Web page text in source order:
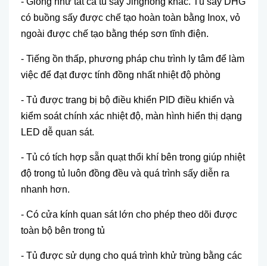
có buồng sấy được chế tạo hoàn toàn bằng Inox, vỏ
ngoài được chế tạo bằng thép sơn tĩnh điện.
- Tiếng ồn thấp, phương pháp chu trình ly tâm để l àm
việc để đạt được tính đồng nhất nhiệt độ phòng
- Tủ được trang bị bộ điều khiển PID điều khiển và
kiểm soát chính xác nhiệt độ, màn hình hiển thị dạng
LED dễ quan sát.
- Tủ có tích hợp sẵn quạt thổi khí bên trong giúp nhiệt
độ trong tủ luôn đồng đều và quá trình sấy diễn ra
nhanh hơn.
- Có cửa kính quan sát l ớn cho phép theo dõi được
toàn bộ bên trong tủ
- Tủ được sử dụng cho quá trình khử trùng bằng các